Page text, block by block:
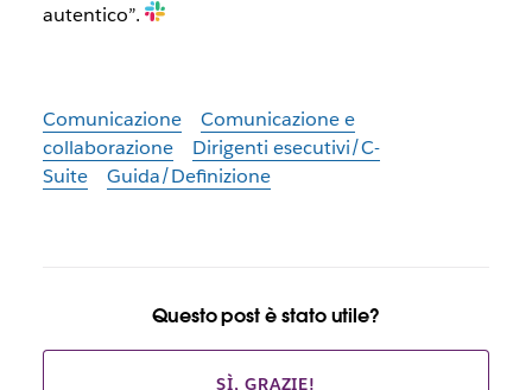
autentico”.
Comunicazione
Comunicazione e
collaborazione
Dirigenti esecutivi/C-
Suite
Guida/Definizione
Questo post è stato utile?
SÌ, GRAZIE!